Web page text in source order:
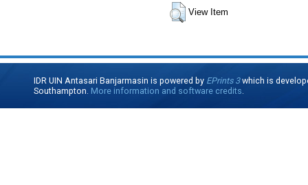
View Item
IDR UIN Antasari Banjarmasin is powered by EPrints 3which is
Southampton. More information and software credits.